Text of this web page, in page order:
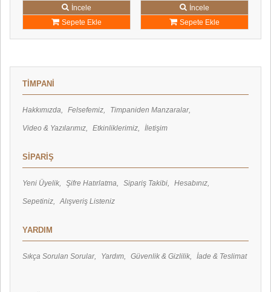
Stein Music
Supra
Volumio
İncele
Sepete Ekle
İncele
Sepete Ekle
TİMPANİ
Hakkımızda Felsefemiz Timpaniden Manzaralar
Video & Yazılarımız Etkinliklerimiz İletişim
SİPARİŞ
Yeni Üyelik Şifre Hatırlatma Sipariş Takibi Hesabınız
Sepetiniz Alışveriş Listeniz
YARDIM
Sıkça Sorulan Sorular Yardım Güvenlik & Gizlilik İade & Teslimat